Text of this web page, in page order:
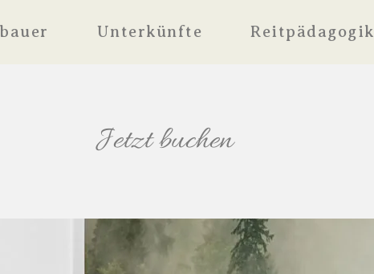
Unterkünfte Reitpädagogik
Jetzt buchen